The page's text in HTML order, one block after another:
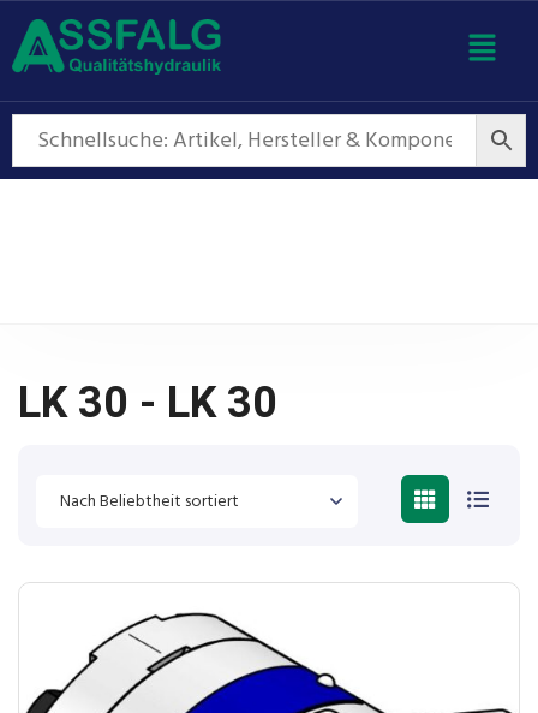
LK 30 - LK 30